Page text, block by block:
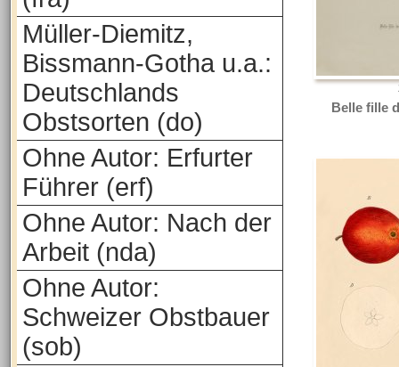
Müller-Diemitz,
Bissmann-Gotha u.a.:
Deutschlands
Obstsorten (do)
Ohne Autor: Erfurter
Führer (erf)
Ohne Autor: Nach der
Arbeit (nda)
Ohne Autor:
Schweizer Obstbauer
(sob)
Belle fille